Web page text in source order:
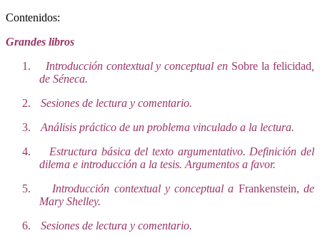
Contenidos:
Grandes libros
1.
Introducción contextual y conceptual en Sobre la felicidad
de Séneca.
2.
Sesiones de lectura y comentario.
3.
Análisis práctico de un problema vinculado a la lectura.
4.
Estructura básica del texto argumentativo. Definición del
dilema e introducción a la tesis. Argumentos a favor.
5.
Introducción contextual y conceptual a Frankenstein, de
Mary Shelley.
6.
Sesiones de lectura y comentario.